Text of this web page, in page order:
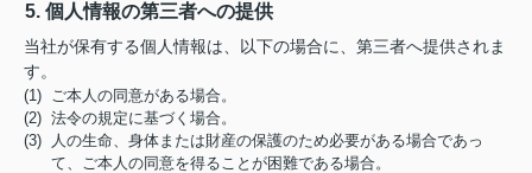
5. 個人情報の第三者への提供
当社が保有する個人情報は、以下の場合に、第三者へ提供されま
す。
(1) ご本人の同意がある場合。
(2) 法令の規定に基づく場合。
(3) 人の生命、身体または財産の保護のため必要がある場合であっ
て、ご本人の同意を得ることが困難である場合。